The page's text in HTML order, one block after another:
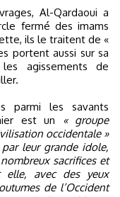
Al-Qardaoui a
fermé des imams
ils le traitent de «
portent aussi sur sa
agissements de
parmi les savants
est un
« groupe
occidentale »
leur grande idole,
sacrifices et
elle, avec des yeux
de l’Occident